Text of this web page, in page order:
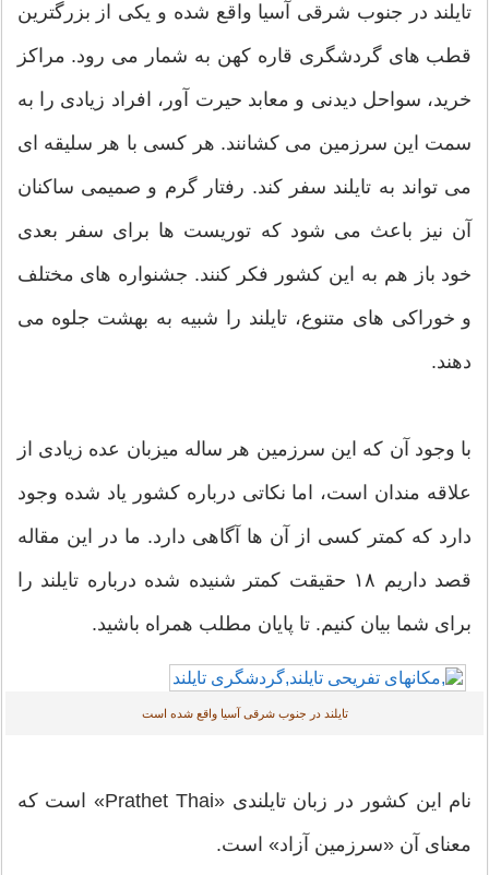
در جنوب شرقی آسیا واقع شده و یکی از بزرگترین
های گردشگری قاره کهن به شمار می رود. مراکز
سواحل دیدنی و معابد حیرت آور، افراد زیادی را به
این سرزمین می کشانند. هر کسی با هر سلیقه ای
تواند به تایلند سفر کند. رفتار گرم و صمیمی ساکنان
نیز باعث می شود که توریست ها برای سفر بعدی
باز هم به این کشور فکر کنند. جشنواره های مختلف
های متنوع، تایلند را شبیه به بهشت جلوه می
وجود آن که این سرزمین هر ساله میزبان عده زیادی از
مندان است، اما نکاتی درباره کشور یاد شده وجود
که کمتر کسی از آن ها آگاهی دارد. ما در این مقاله
قصد داریم ۱۸ حقیقت کمتر شنیده شده درباره تایلند را
شما بیان کنیم. تا پایان مطلب همراه باشید.
تایلند در جنوب شرقی آسیا واقع شده است
نام این کشور در زبان تایلندی «Prathet Thai» است که
آن «سرزمین آزاد» است.